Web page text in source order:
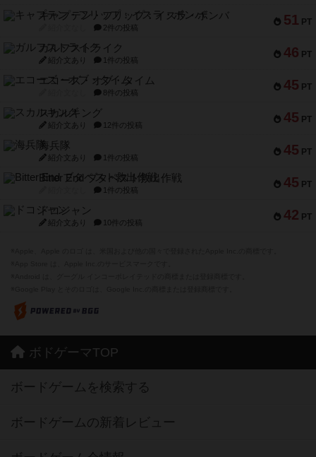
51 PT
キャプテン・フリップ：イスラ・ボンバ
2件の投稿
46 PT
ガルフストライク
紹介文あり 1件の投稿
45 PT
エコーズ・オブ・タイム
8件の投稿
45 PT
スカルキング
紹介文あり 12件の投稿
45 PT
海兵隊
紹介文あり 1件の投稿
45 PT
Bitter End ブタペスト救出作戦
1件の投稿
42 PT
ドコジャン
紹介文あり 10件の投稿
ボドゲーマTOP
ボードゲームを検索する
ボードゲームの新着レビュー